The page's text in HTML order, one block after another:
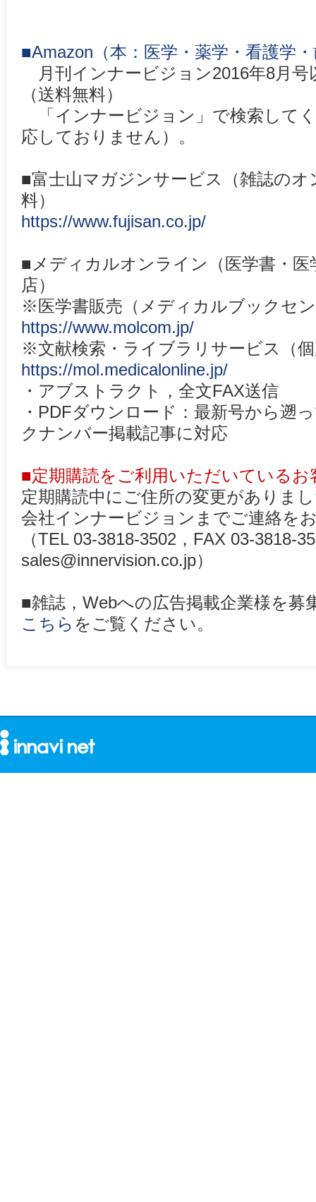
■Amazon（本：医学・薬学・看護学
月刊インナービジョン2016年8月号
（送料無料）
「インナービジョン」で検索して
応しておりません）。
■富士山マガジンサービス（雑誌のオ
料）
https://www.fujisan.co.jp/
■メディカルオンライン（医学書・
店）
※医学書販売（メディカルブックセ
https://www.molcom.jp/
※文献検索・ライブラリサービス（
https://mol.medicalonline.jp/
・アブストラクト，全文FAX送信
・PDFダウンロード：最新号から遡
クナンバー掲載記事に対応
■定期購読をご利用いただいているお
定期購読中にご住所の変更がありま
会社インナービジョンまでご連絡を
（TEL 03-3818-3502，FAX 03-3818-
sales@innervision.co.jp）
■雑誌，Webへの広告掲載企業様を募
こちら をご覧ください。